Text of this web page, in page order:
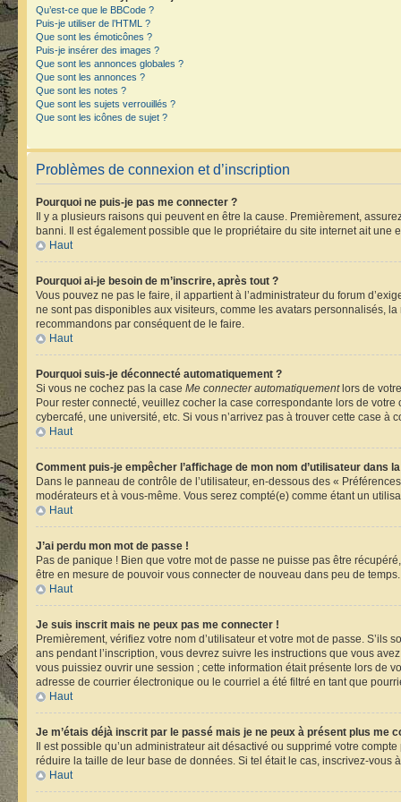
Qu’est-ce que le BBCode ?
Puis-je utiliser de l’HTML ?
Que sont les émoticônes ?
Puis-je insérer des images ?
Que sont les annonces globales ?
Que sont les annonces ?
Que sont les notes ?
Que sont les sujets verrouillés ?
Que sont les icônes de sujet ?
Problèmes de connexion et d’inscription
Pourquoi ne puis-je pas me connecter ?
Il y a plusieurs raisons qui peuvent en être la cause. Premièrement,
banni. Il est également possible que le propriétaire du site internet ait une
Haut
Pourquoi ai-je besoin de m’inscrire, après tout ?
Vous pouvez ne pas le faire, il appartient à l’administrateur du forum
ne sont pas disponibles aux visiteurs, comme les avatars personnalisés,
recommandons par conséquent de le faire.
Haut
Pourquoi suis-je déconnecté automatiquement ?
Si vous ne cochez pas la case Me connecter automatiquementlors de
Pour rester connecté, veuillez cocher la case correspondante lors de
cybercafé, une université, etc. Si vous n’arrivez pas à trouver cette case
Haut
Comment puis-je empêcher l’affichage de mon nom d’utilisateur dans
Dans le panneau de contrôle de l’utilisateur, en-dessous des «
modérateurs et à vous-même. Vous serez compté(e) comme étant un
Haut
J’ai perdu mon mot de passe !
Pas de panique ! Bien que votre mot de passe ne puisse pas être
être en mesure de pouvoir vous connecter de nouveau dans peu de temps.
Haut
Je suis inscrit mais ne peux pas me connecter !
Premièrement, vérifiez votre nom d’utilisateur et votre mot de passe.
ans pendant l’inscription, vous devrez suivre les instructions que vous
vous puissiez ouvrir une session ; cette information était présente lors de
adresse de courrier électronique ou le courriel a été filtré en tant que
Haut
Je m’étais déjà inscrit par le passé mais je ne peux à présent plus me
Il est possible qu’un administrateur ait désactivé ou supprimé votre
réduire la taille de leur base de données. Si tel était le cas, inscrivez-
Haut